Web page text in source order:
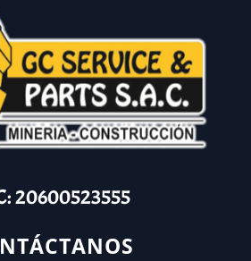
20600523555